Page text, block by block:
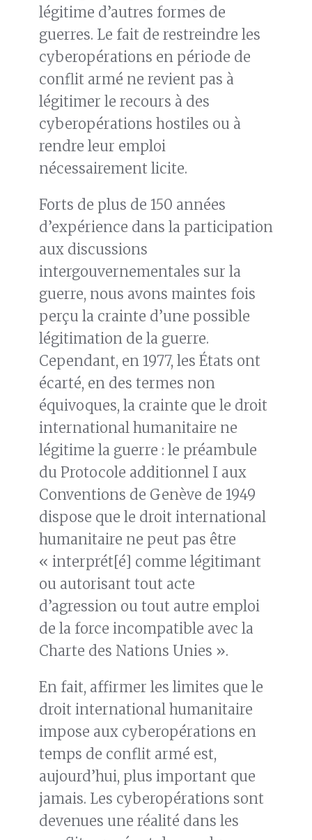
légitime d’autres formes de
guerres. Le fait de restreindre les
cyberopérations en période de
conflit armé ne revient pas à
légitimer le recours à des
cyberopérations hostiles ou à
rendre leur emploi
nécessairement licite.
Forts de plus de 150 années
d’expérience dans la participation
aux discussions
intergouvernementales sur la
guerre, nous avons maintes fois
perçu la crainte d’une possible
légitimation de la guerre.
Cependant, en 1977, les États ont
écarté, en des termes non
équivoques, la crainte que le droit
international humanitaire ne
légitime la guerre : le préambule
du Protocole additionnel I aux
Conventions de Genève de 1949
dispose que le droit international
humanitaire ne peut pas être
« interprét[é] comme légitimant
ou autorisant tout acte
d’agression ou tout autre emploi
de la force incompatible avec la
Charte des Nations Unies ».
En fait, affirmer les limites que le
droit international humanitaire
impose aux cyberopérations en
temps de conflit armé est,
aujourd’hui, plus important que
jamais. Les cyberopérations sont
devenues une réalité dans les